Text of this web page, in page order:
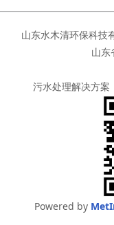
山东水木清环保科技
山东
污水处理解决方案
Powered by